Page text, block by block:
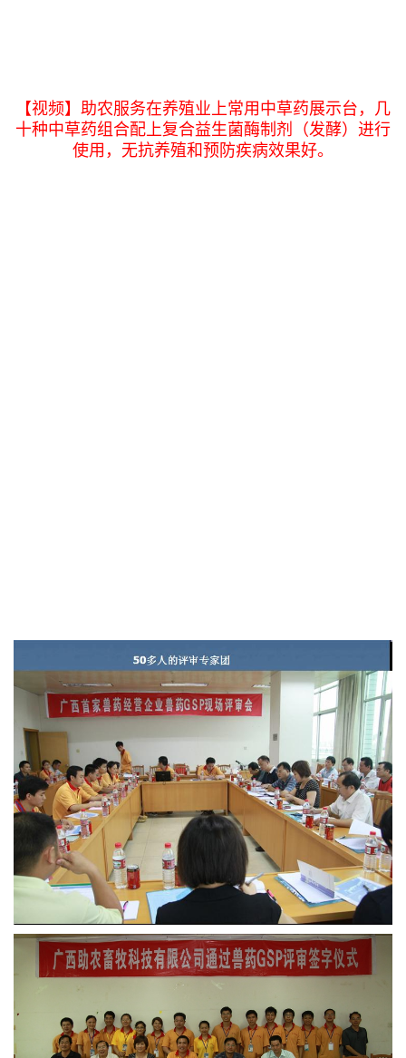
【视频】助农服务在养殖业上常用中草药展示台，几
十种中草药组合配上复合益生菌酶制剂（发酵）进行
使用，无抗养殖和预防疾病效果好。